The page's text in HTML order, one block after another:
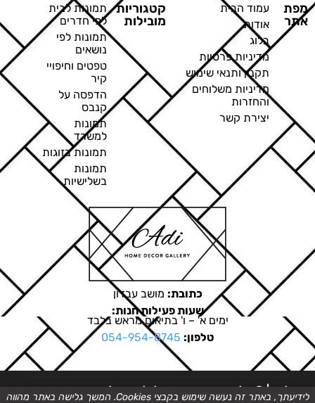
מפת
אתר
עמוד הבית
אודות
בלוג
מדיניות פרטיות
תקנון ותנאי שימוש
מדיניות משלוחים
והחזרות
יצירת קשר
קטגוריות
מובילות
תמונות לבית
לפי חדרים
תמונות לפי
נושאים
טפטים וחיפויי
קיר
הדפסה על
קנבס
תמונות
למשרד
תמונות בזוגות
תמונות
בשלישיות
כתובת: מושב עבדון
שעות פעילות חנות:
ימים א' – ו' בתיאום מראש בלבד
טלפון: 054-954-8745
ט.ל.ח. | © כל הזכויות שמורות לגלריה של עדי
לידיעתך, באתר זה נעשה שימוש בקבצי Cookies. המשך גלישה באתר מהווה